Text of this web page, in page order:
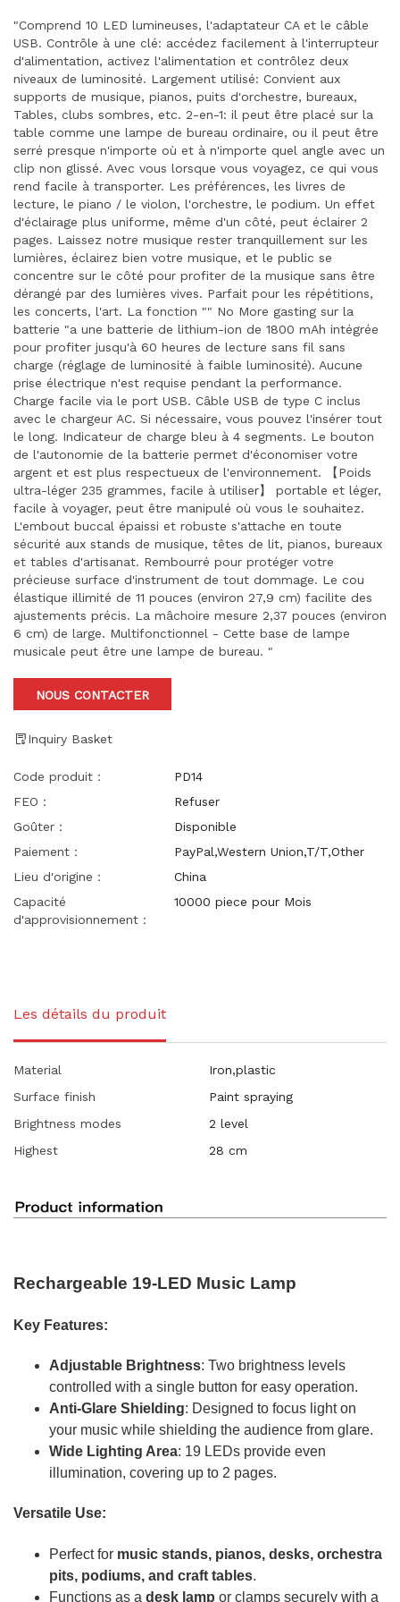
"Comprend 10 LED lumineuses, l'adaptateur CA et le câble
USB. Contrôle à une clé: accédez facilement à l'interrupteur
d'alimentation, activez l'alimentation et contrôlez deux
niveaux de luminosité. Largement utilisé: Convient aux
supports de musique, pianos, puits d'orchestre, bureaux,
Tables, clubs sombres, etc. 2-en-1: il peut être placé sur la
table comme une lampe de bureau ordinaire, ou il peut être
serré presque n'importe où et à n'importe quel angle avec un
clip non glissé. Avec vous lorsque vous voyagez, ce qui vous
rend facile à transporter. Les préférences, les livres de
lecture, le piano / le violon, l'orchestre, le podium. Un effet
d'éclairage plus uniforme, même d'un côté, peut éclairer 2
pages. Laissez notre musique rester tranquillement sur les
lumières, éclairez bien votre musique, et le public se
concentre sur le côté pour profiter de la musique sans être
dérangé par des lumières vives. Parfait pour les répétitions,
les concerts, l'art. La fonction "" No More gasting sur la
batterie "a une batterie de lithium-ion de 1800 mAh intégrée
pour profiter jusqu'à 60 heures de lecture sans fil sans
charge (réglage de luminosité à faible luminosité). Aucune
prise électrique n'est requise pendant la performance.
Charge facile via le port USB. Câble USB de type C inclus
avec le chargeur AC. Si nécessaire, vous pouvez l'insérer tout
le long. Indicateur de charge bleu à 4 segments. Le bouton
de l'autonomie de la batterie permet d'économiser votre
argent et est plus respectueux de l'environnement. 【Poids
ultra-léger 235 grammes, facile à utiliser】 portable et léger,
facile à voyager, peut être manipulé où vous le souhaitez.
L'embout buccal épaissi et robuste s'attache en toute
sécurité aux stands de musique, têtes de lit, pianos, bureaux
et tables d'artisanat. Rembourré pour protéger votre
précieuse surface d'instrument de tout dommage. Le cou
élastique illimité de 11 pouces (environ 27,9 cm) facilite des
ajustements précis. La mâchoire mesure 2,37 pouces (environ
6 cm) de large. Multifonctionnel - Cette base de lampe
musicale peut être une lampe de bureau. "
NOUS CONTACTER
Inquiry Basket
Code produit：
PD14
FEO：
Refuser
Goûter：
Disponible
Paiement：
PayPal,Western Union,T/T,Other
Lieu d'origine：
China
Capacité
d'approvisionnement：
10000 piece pour Mois
Les détails du produit
Material
Iron,plastic
Surface finish
Paint spraying
Brightness modes
2 level
Highest
28 cm